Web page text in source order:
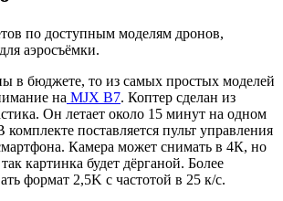
по доступным моделям дронов,
аэросъёмки.
в бюджете, то из самых простых моделей
на MJX B7. Коптер сделан из
Он летает около 15 минут на одном
комплекте поставляется пульт управления
Камера может снимать в 4К, но
картинка будет дёрганой. Более
формат 2,5K с частотой в 25 к/с.